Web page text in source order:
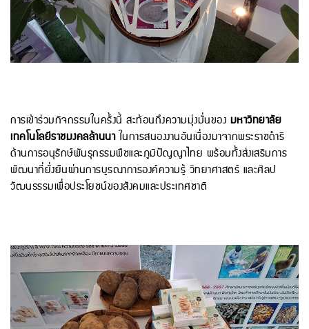
การเข้าร่วมกิจกรรมในครั้งนี้ สะท้อนถึงความมุ่งมั่นของ มหาวิทยาลัย
เทคโนโลยีราชมงคลล้านนาในการสนองงานอันเนื่องมาจากพระราชดำริ
ด้านการอนุรักษ์พันธุกรรมพืชและภูมิปัญญาไทย พร้อมทั้งส่งเสริมการ
พัฒนาที่ยั่งยืนผ่านการบูรณาการองค์ความรู้ วิทยาศาสตร์ และศิลป
วัฒนธรรมเพื่อประโยชน์ของสังคมและประเทศชาติ